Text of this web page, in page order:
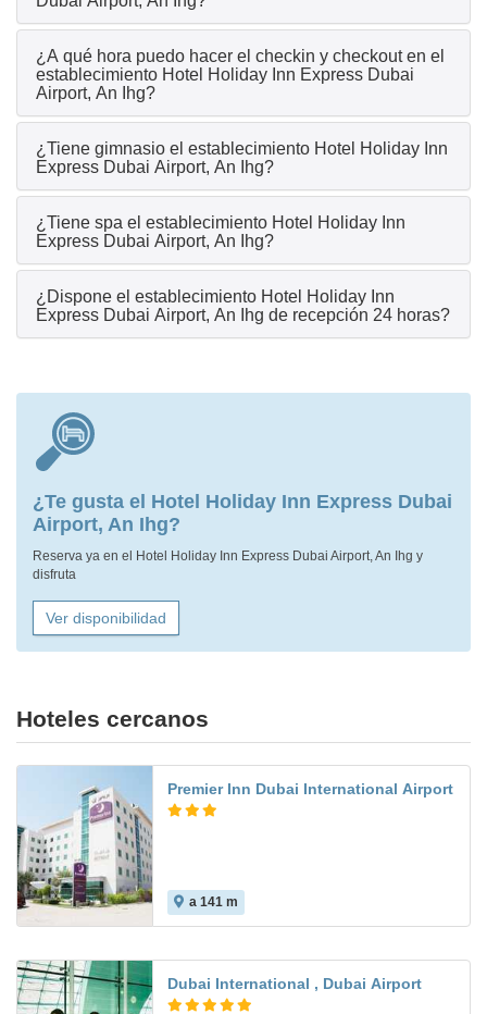
¿A qué hora puedo hacer el checkin y checkout en el
establecimiento Hotel Holiday Inn Express Dubai
Airport, An Ihg?
¿Tiene gimnasio el establecimiento Hotel Holiday Inn
Express Dubai Airport, An Ihg?
¿Tiene spa el establecimiento Hotel Holiday Inn
Express Dubai Airport, An Ihg?
¿Dispone el establecimiento Hotel Holiday Inn
Express Dubai Airport, An Ihg de recepción 24 horas?
¿Te gusta el Hotel Holiday Inn Express Dubai
Airport, An Ihg?
Reserva ya en el Hotel Holiday Inn Express Dubai Airport, An Ihg y
disfruta
Ver disponibilidad
Hoteles cercanos
Premier Inn Dubai International Airport
a 141 m
Dubai International , Dubai Airport